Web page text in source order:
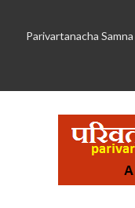
Parivartanacha